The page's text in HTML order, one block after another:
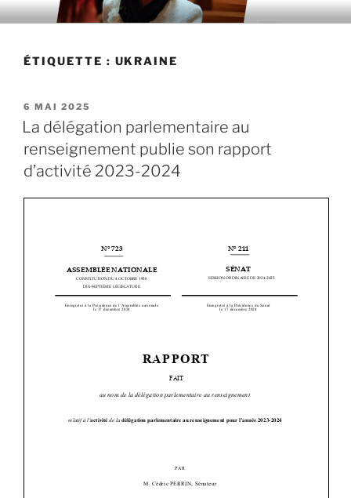
Aller
au
principal
ÉTIQUETTE : UKRAINE
PUBLIÉ
LE
6 MAI 2025
La délégation parlementaire au
renseignement publie son rapport
d’activité 2023-2024